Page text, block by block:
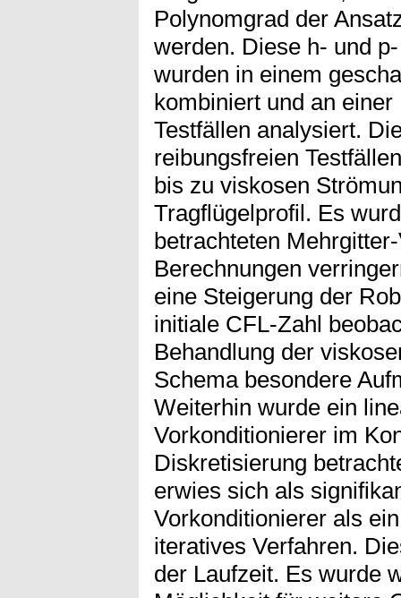
Polynomgrad der
werden. Diese h- und
wurden in einem
kombiniert und an
Testfällen analysiert.
reibungsfreien
bis zu viskosen
Tragflügelprofil. Es
betrachteten
Berechnungen
eine Steigerung der
initiale CFL-Zahl
Behandlung der
Schema besondere
Weiterhin wurde ein
Vorkonditionierer im
Diskretisierung
erwies sich als
Vorkonditionierer als
iteratives Verfahren.
der Laufzeit. Es wurde